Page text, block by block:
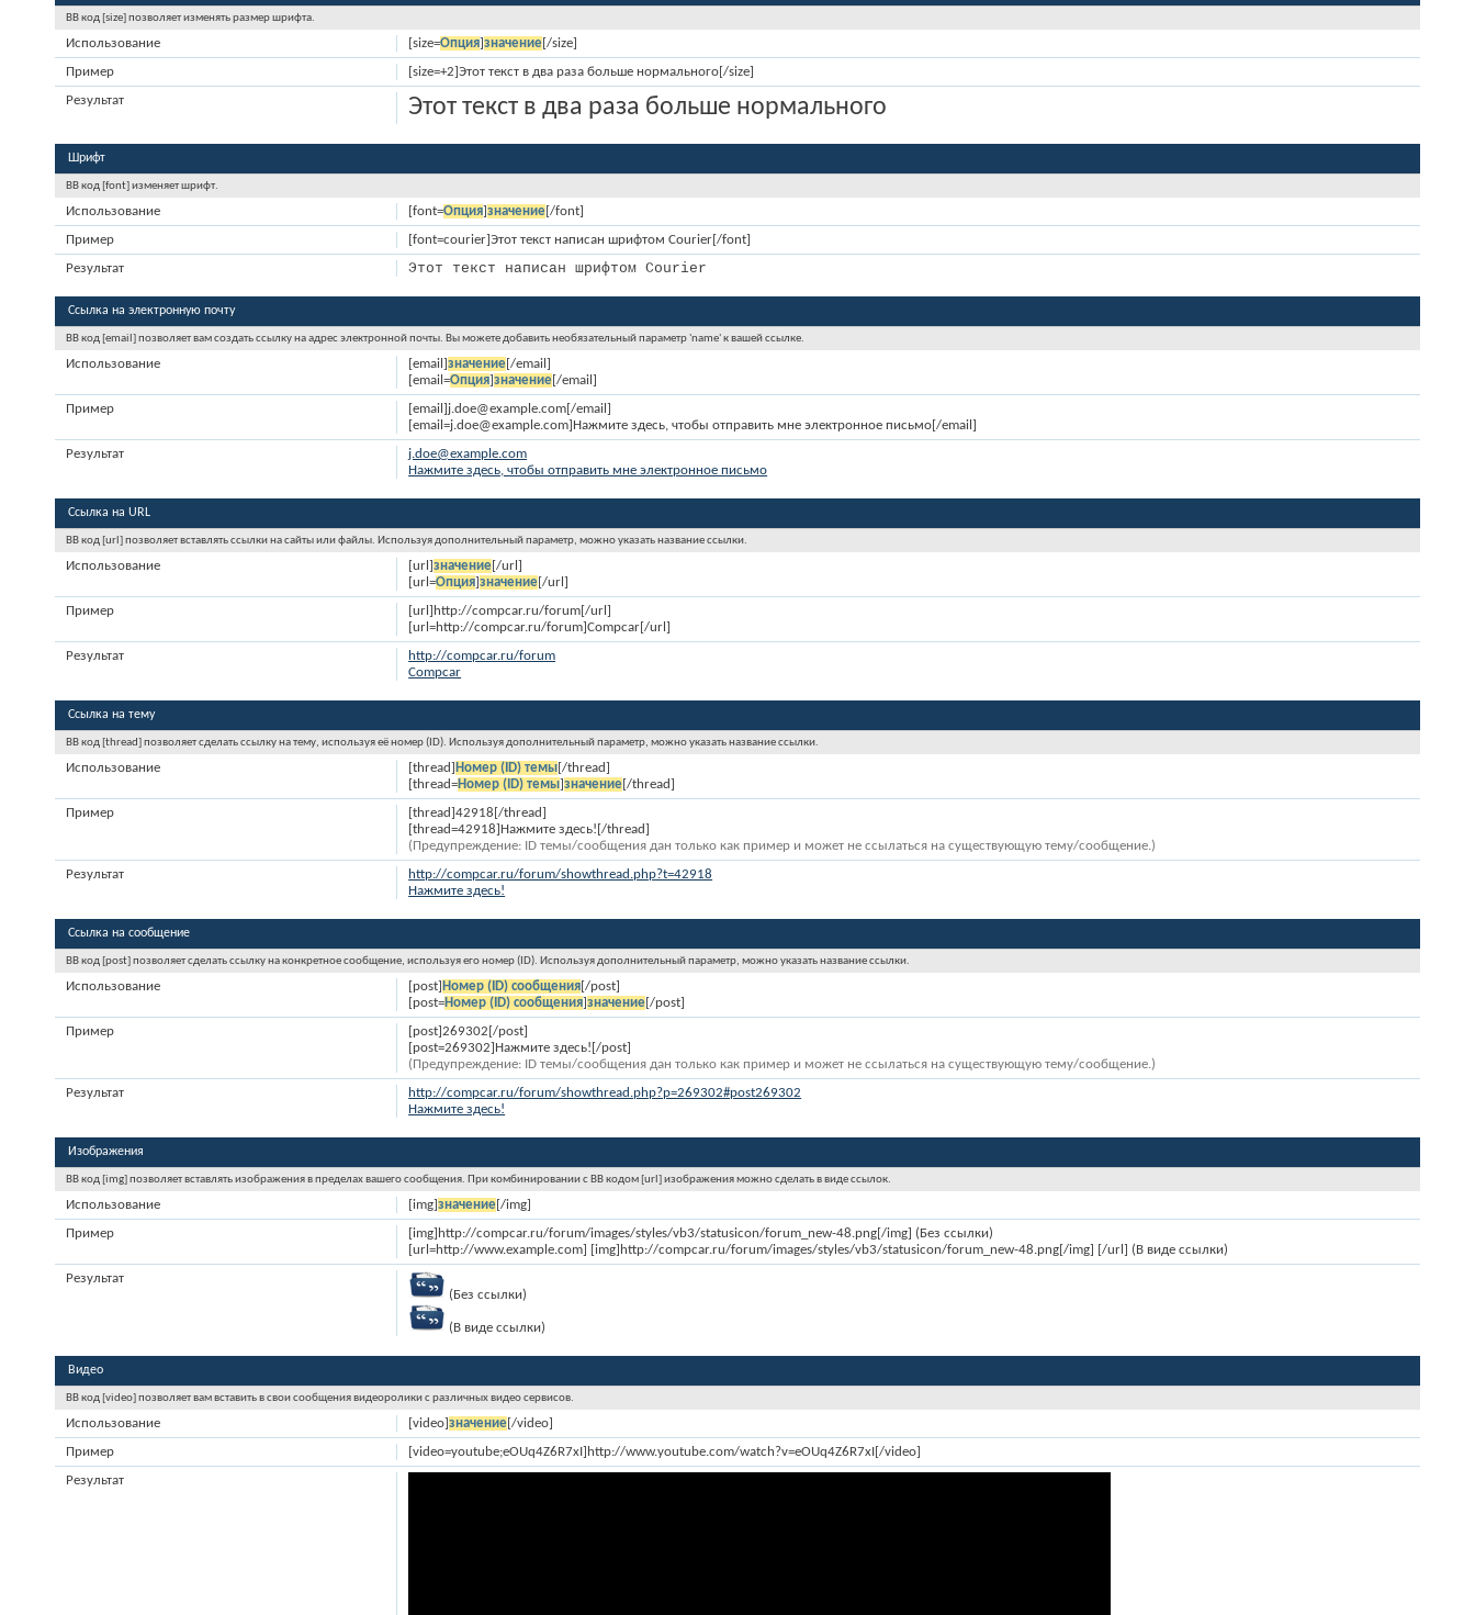
BB код [size] позволяет изменять размер шрифта.
[size=Опция]значение[/size]
Использование
[size=+2]Этот текст в два раза больше нормального[/size]
Пример
Этот текст в два раза больше нормального
Результат
Шрифт
BB код [font] изменяет шрифт.
[font=Опция]значение[/font]
Использование
[font=courier]Этот текст написан шрифтом Courier[/font]
Пример
Этот текст написан шрифтом Courier
Результат
Ссылка на электронную почту
BB код [email] позволяет вам создать ссылку на адрес электронной почты. Вы можете добавить необязательный параметр 'name' к вашей ссылке.
[email]значение[/email]
[email=Опция]значение[/email]
Использование
[email]j.doe@example.com[/email]
[email=j.doe@example.com]Нажмите здесь, чтобы отправить мне электронное письмо[/email]
Пример
j.doe@example.com
Нажмите здесь, чтобы отправить мне электронное письмо
Результат
Ссылка на URL
BB код [url] позволяет вставлять ссылки на сайты или файлы. Используя дополнительный параметр, можно указать название ссылки.
[url]значение[/url]
[url=Опция]значение[/url]
Использование
[url]http://compcar.ru/forum[/url]
[url=http://compcar.ru/forum]Compcar[/url]
Пример
http://compcar.ru/forum
Compcar
Результат
Ссылка на тему
BB код [thread] позволяет сделать ссылку на тему, используя её номер (ID). Используя дополнительный параметр, можно указать название ссылки.
[thread] Номер (ID) темы[/thread]
[thread=Номер (ID) темы]значение[/thread]
Использование
[thread]42918[/thread]
[thread=42918]Нажмите здесь![/thread]
(Предупреждение: ID темы/сообщения дан только как пример и может не ссылаться на существующую тему/сообщение.)
Пример
http://compcar.ru/forum/showthread.php?t=42918
Нажмите здесь!
Результат
Ссылка на сообщение
BB код [post] позволяет сделать ссылку на конкретное сообщение, используя его номер (ID). Используя дополнительный параметр, можно указать название ссылки.
[post] Номер (ID) сообщения[/post]
[post=Номер (ID) сообщения]значение[/post]
Использование
[post]269302[/post]
[post=269302]Нажмите здесь![/post]
(Предупреждение: ID темы/сообщения дан только как пример и может не ссылаться на существующую тему/сообщение.)
Пример
http://compcar.ru/forum/showthread.php?p=269302#post269302
Нажмите здесь!
Результат
Изображения
BB код [img] позволяет вставлять изображения в пределах вашего сообщения. При комбинировании с BB кодом [url] изображения можно сделать в виде ссылок.
[img]значение[/img]
Использование
[img]http://compcar.ru/forum/images/styles/vb3/statusicon/forum_new-48.png[/img] (Без ссылки)
[url=http://www.example.com] [img]http://compcar.ru/forum/images/styles/vb3/statusicon/forum_new-48.png[/img] [/url] (В виде ссылки)
Пример
(Без ссылки)
(В виде ссылки)
Результат
Видео
BB код [video] позволяет вам вставить в свои сообщения видеоролики с различных видео сервисов.
[video]значение[/video]
Использование
[video=youtube;eOUq4Z6R7xI]http://www.youtube.com/watch?v=eOUq4Z6R7xI[/video]
Пример
Результат